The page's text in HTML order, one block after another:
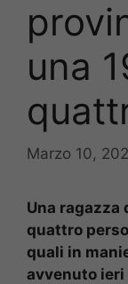
una
Marzo 10,
Una ragazza
quattro
quali in
avvenuto ieri